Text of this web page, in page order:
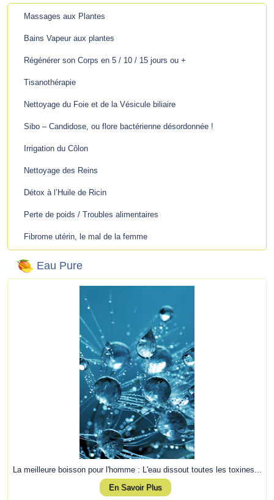
Massages aux Plantes
Bains Vapeur aux plantes
Régénérer son Corps en 5 / 10 / 15 jours ou +
Tisanothérapie
Nettoyage du Foie et de la Vésicule biliaire
Sibo – Candidose, ou flore bactérienne désordonnée !
Irrigation du Côlon
Nettoyage des Reins
Détox à l’Huile de Ricin
Perte de poids / Troubles alimentaires
Fibrome utérin, le mal de la femme
Eau Pure
La meilleure boisson pour l'homme : L'eau dissout toutes les toxines...
En Savoir Plus